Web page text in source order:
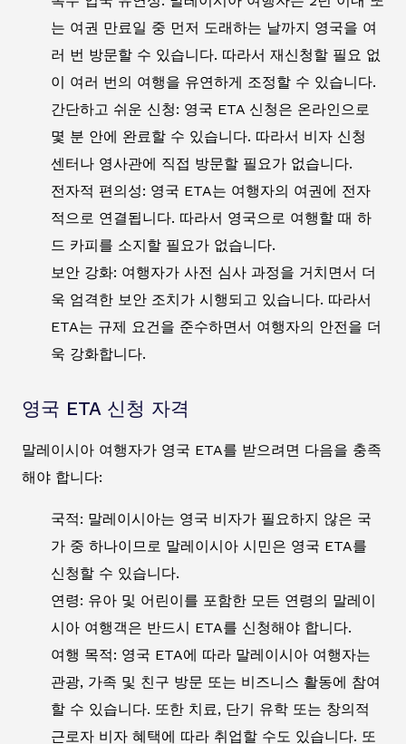
는 여권 만료일 중 먼저 도래하는 날까지 영국을 여
러 번 방문할 수 있습니다. 따라서 재신청할 필요 없
이 여러 번의 여행을 유연하게 조정할 수 있습니다.
간단하고 쉬운 신청: 영국 ETA 신청은 온라인으로
몇 분 안에 완료할 수 있습니다. 따라서 비자 신청
센터나 영사관에 직접 방문할 필요가 없습니다.
전자적 편의성: 영국 ETA는 여행자의 여권에 전자
적으로 연결됩니다. 따라서 영국으로 여행할 때 하
드 카피를 소지할 필요가 없습니다.
보안 강화: 여행자가 사전 심사 과정을 거치면서 더
욱 엄격한 보안 조치가 시행되고 있습니다. 따라서
ETA는 규제 요건을 준수하면서 여행자의 안전을 더
욱 강화합니다.
영국 ETA 신청 자격
말레이시아 여행자가 영국 ETA를 받으려면 다음을 충족
해야 합니다:
국적: 말레이시아는 영국 비자가 필요하지 않은 국
가 중 하나이므로 말레이시아 시민은 영국 ETA를
신청할 수 있습니다.
연령: 유아 및 어린이를 포함한 모든 연령의 말레이
시아 여행객은 반드시 ETA를 신청해야 합니다.
여행 목적: 영국 ETA에 따라 말레이시아 여행자는
관광, 가족 및 친구 방문 또는 비즈니스 활동에 참여
할 수 있습니다. 또한 치료, 단기 유학 또는 창의적
근로자 비자 혜택에 따라 취업할 수도 있습니다. 또